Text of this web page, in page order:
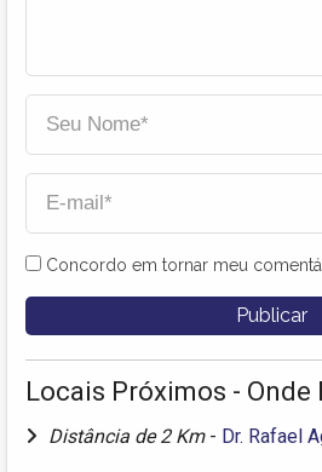
Concordo em tornar meu
Locais Próximos - Onde
Distância de 2 Km - Dr. Rafael